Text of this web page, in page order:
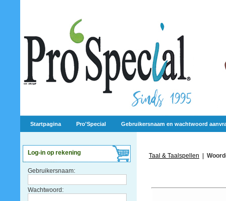
Startpagina Pro'Special Gebruikersnaam en wachtwoord
Log-in op rekening
Gebruikersnaam:
Wachtwoord:
Taal & Taalspellen